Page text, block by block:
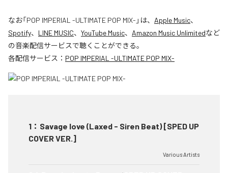
なお「POP IMPERIAL -ULTIMATE POP MIX- 」は、 Apple Music、
Spotify、 LINE MUSIC、 YouTube Music、 Amazon Music Unlimitedなど
の音楽配信サービスで聴くことができる。
各配信サービス： POP IMPERIAL -ULTIMATE POP MIX-
1 ： Savage love (Laxed - Siren Beat) [SPED UP
COVER VER.]
Various Artists